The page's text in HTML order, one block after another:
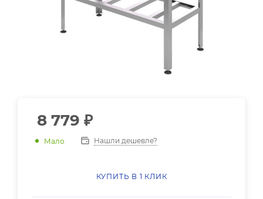
8 779 ₽
Мало Нашли дешевле?
КУПИТЬ В 1 КЛИК